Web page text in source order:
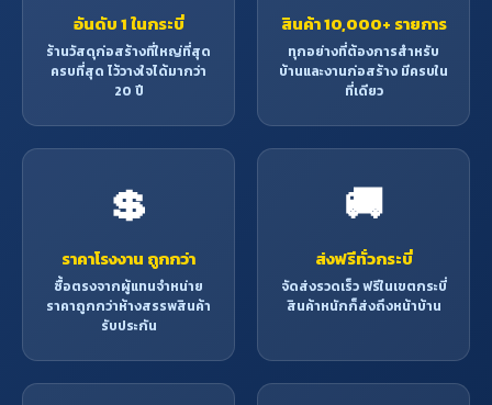
อันดับ 1 ในกระบี่
ร้านวัสดุก่อสร้างที่ใหญ่ที่สุด
ครบที่สุด ไว้วางใจได้มากว่า
20 ปี
สินค้า 10,000+ รายการ
ทุกอย่างที่ต้องการสำหรับ
บ้านและงานก่อสร้าง มีครบใน
ที่เดียว
💲
ราคาโรงงาน ถูกกว่า
ซื้อตรงจากผู้แทนจำหน่าย
ราคาถูกกว่าห้างสรรพสินค้า
รับประกัน
🚚
ส่งฟรีทั่วกระบี่
จัดส่งรวดเร็ว ฟรีในเขตกระบี่
สินค้าหนักก็ส่งถึงหน้าบ้าน